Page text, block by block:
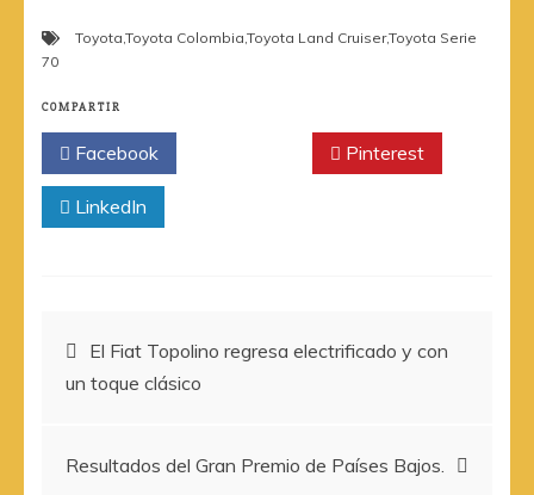
Toyota Toyota Colombia Toyota Land Cruiser,Toyota Serie
70
COMPARTIR
Facebook Pinterest
LinkedIn
Navegación
de
entradas
El Fiat Topolino regresa electrificado y con
un toque clásico
Resultados del Gran Premio de Países Bajos.